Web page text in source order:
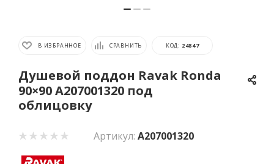
В ИЗБРАННОЕ СРАВНИТЬ КОД: 24847
Душевой поддон Ravak Ronda
90×90 A207001320 под
облицовку
Артикул: A207001320